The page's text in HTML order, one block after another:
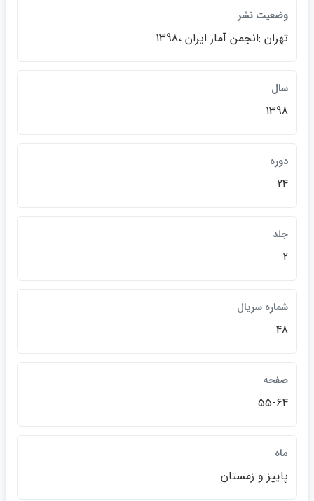
وضعيت نشر
تهران :انجمن آمار ايران ،1398
سال
1398
دوره
24
جلد
2
شماره سريال
48
صفحه
55-64
ماه
پاييز و زمستان